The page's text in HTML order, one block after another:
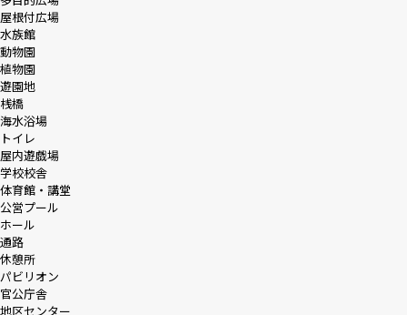
屋根付広場
水族館
動物園
植物園
遊園地
桟橋
海水浴場
トイレ
屋内遊戯場
学校校舎
体育館・講堂
公営プール
ホール
通路
休憩所
パビリオン
官公庁舎
地区センター